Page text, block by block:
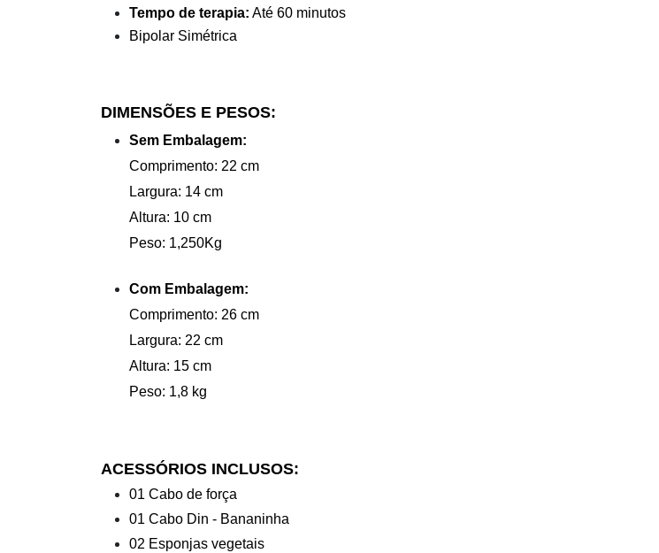
Tempo de terapia: Até 60 minutos
Bipolar Simétrica
DIMENSÕES E PESOS:
Sem Embalagem:
Comprimento: 22 cm
Largura: 14 cm
Altura: 10 cm
Peso: 1,250Kg
Com Embalagem:
Comprimento: 26 cm
Largura: 22 cm
Altura: 15 cm
Peso: 1,8 kg
ACESSÓRIOS INCLUSOS:
01 Cabo de força
01 Cabo Din - Bananinha
02 Esponjas vegetais